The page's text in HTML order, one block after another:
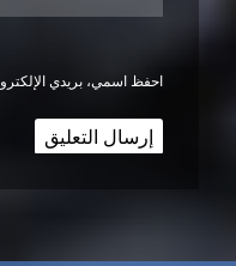
احفظ اسمي، بريدي